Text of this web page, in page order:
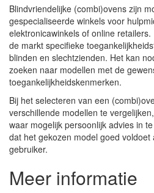
Blindvriendelijke (combi)ovens zijn
gespecialiseerde winkels voor
elektronicawinkels of online
de markt specifieke
blinden en slechtzienden. Het kan
zoeken naar modellen met de
toegankelijkheidskenmerken.
Bij het selecteren van een
verschillende modellen te
waar mogelijk persoonlijk advies in
dat het gekozen model goed
gebruiker.
Meer informatie